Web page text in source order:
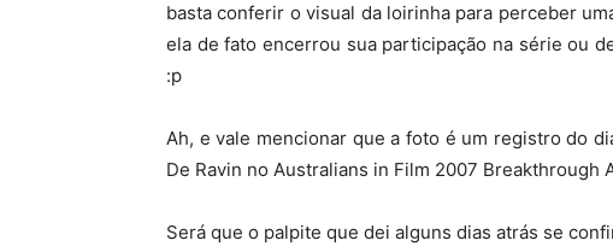
basta conferir o visual da loirinha para perceber
ela de fato encerrou sua participação na série ou
:p
Ah, e vale mencionar que a foto é um registro do
De Ravin no Australians in Film 2007 Breakthrough
Será que o palpite que dei alguns dias atrás se